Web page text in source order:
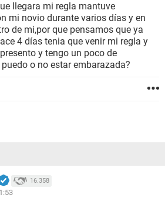
llegara mi regla mantuve
mi novio durante varios días y en
de mi,por que pensamos que ya
4 días tenia que venir mi regla y
y tengo un poco de
o no estar embarazada?
16.358